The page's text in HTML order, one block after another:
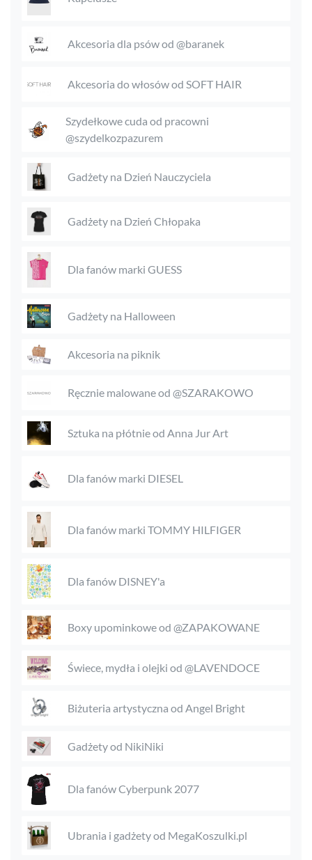
Akcesoria dla psów od @baranek
Akcesoria do włosów od SOFT HAIR
Szydełkowe cuda od pracowni
@szydelkozpazurem
Gadżety na Dzień Nauczyciela
Gadżety na Dzień Chłopaka
Dla fanów marki GUESS
Gadżety na Halloween
Akcesoria na piknik
Ręcznie malowane od @SZARAKOWO
Sztuka na płótnie od Anna Jur Art
Dla fanów marki DIESEL
Dla fanów marki TOMMY HILFIGER
Dla fanów DISNEY'a
Boxy upominkowe od @ZAPAKOWANE
Świece, mydła i olejki od @LAVENDOCE
Biżuteria artystyczna od Angel Bright
Gadżety od NikiNiki
Dla fanów Cyberpunk 2077
Ubrania i gadżety od MegaKoszulki.pl